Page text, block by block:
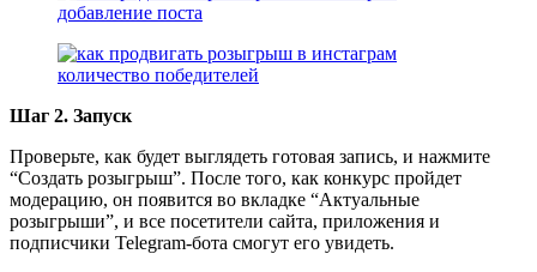
Шаг 2. Запуск
Проверьте, как будет выглядеть готовая запись, и нажмите
“Создать розыгрыш”. После того, как конкурс пройдет
модерацию, он появится во вкладке “Актуальные
розыгрыши”, и все посетители сайта, приложения и
подписчики Telegram-бота смогут его увидеть.